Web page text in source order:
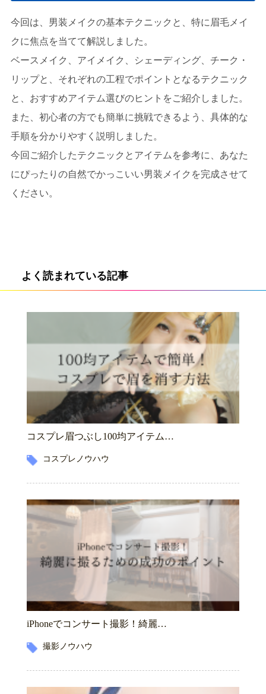
今回は、男装メイクの基本テクニックと、特に眉毛メイ
クに焦点を当てて解説しました。
ベースメイク、アイメイク、シェーディング、チーク・
リップと、それぞれの工程でポイントとなるテクニック
と、おすすめアイテム選びのヒントをご紹介しました。
また、初心者の方でも簡単に挑戦できるよう、具体的な
手順を分かりやすく説明しました。
今回ご紹介したテクニックとアイテムを参考に、あなた
にぴったりの自然でかっこいい男装メイクを完成させて
ください。
よく読まれている記事
コスプレ眉つぶし100均アイテム…
コスプレノウハウ
iPhoneでコンサート撮影！綺麗…
撮影ノウハウ